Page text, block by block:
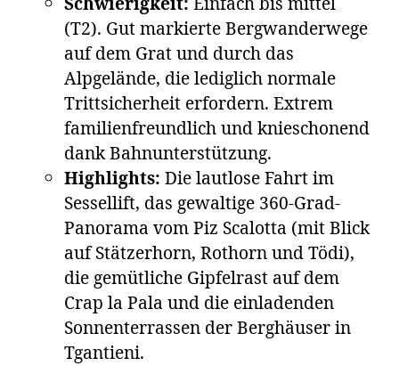
(T2). Gut markierte Bergwanderwege
auf dem Grat und durch das
Alpgelände, die lediglich normale
Trittsicherheit erfordern. Extrem
familienfreundlich und knieschonend
dank Bahnunterstützung.
Highlights: Die lautlose Fahrt im
Sessellift, das gewaltige 360-Grad-
Panorama vom Piz Scalotta (mit Blick
auf Stätzerhorn, Rothorn und Tödi),
die gemütliche Gipfelrast auf dem
Crap la Pala und die einladenden
Sonnenterrassen der Berghäuser in
Tgantieni.